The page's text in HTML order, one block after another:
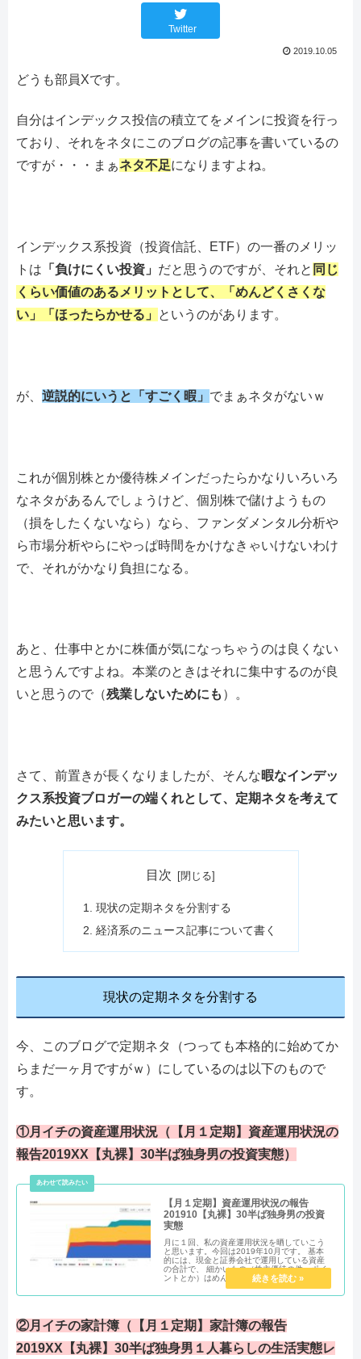
Twitter
2019.10.05
どうも部員Xです。
自分はインデックス投信の積立てをメインに投資を行っ
ており、それをネタにこのブログの記事を書いているの
ですが・・・まぁネタ不足になりますよね。
インデックス系投資（投資信託、ETF）の一番のメリッ
トは 「負けにくい投資」 だと思うのですが、それと 同じ
くらい価値のあるメリットとして、「めんどくさくな
い」「ほったらかせる」
というのがあります。
が、 逆説的にいうと「すごく暇」 でまぁネタがないｗ
これが個別株とか優待株メインだったらかなりいろいろ
なネタがあるんでしょうけど、個別株で儲けようもの
（損をしたくないなら）なら、ファンダメンタル分析や
ら市場分析やらにやっぱ時間をかけなきゃいけないわけ
で、それがかなり負担になる。
あと、仕事中とかに株価が気になっちゃうのは良くない
と思うんですよね。本業のときはそれに集中するのが良
いと思うので（残業しないためにも ）。
さて、前置きが長くなりましたが、そんな暇なインデッ
クス系投資ブロガーの端くれとして、定期ネタを考えて
みたいと思います。
目次
現状の定期ネタを分割する
経済系のニュース記事について書く
現状の定期ネタを分割する
今、このブログで定期ネタ（つっても本格的に始めてか
らまだ一ヶ月ですがｗ）にしているのは以下のもので
す。
①月イチの資産運用状況（【月１定期】資産運用状況の
報告2019XX【丸裸】30半ば独身男の投資実態）
【月１定期】資産運用状況の報告
201910【丸裸】30半ば独身男の投資
実態
月に１回、私の資産運用状況を晒していこう
と思います。今回は2019年10月です。 基本
的には、現金と証券会社で運用している資産
の合計で、 細かいもの（株主優待の件、ポイ
ントとか）はめんどいんで省きます。
②月イチの家計簿（【月１定期】家計簿の報告
2019XX【丸裸】30半ば独身男１人暮らしの生活実態レ